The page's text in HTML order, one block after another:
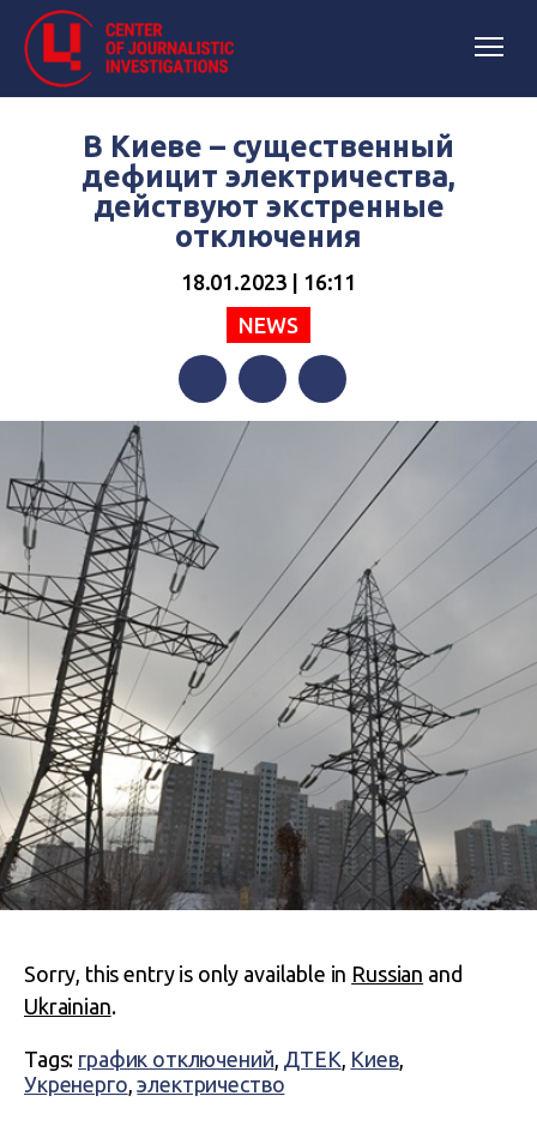
В Киеве – существенный
дефицит электричества,
действуют экстренные
отключения
18.01.2023 | 16:11
NEWS
FacebookTwitterTelegram
Sorry, this entry is only available in Russian and
Ukrainian.
Tags: график отключений, ДТЕК, Киев,
Укренерго,электричество